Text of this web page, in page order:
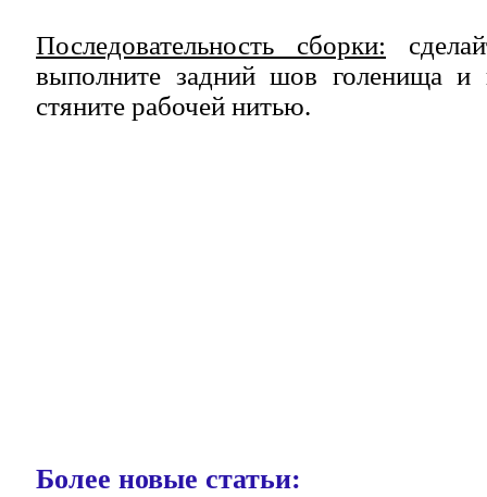
Последовательность сборки:
выполните задний шов голенища
стяните рабочей нитью.
Более новые статьи: